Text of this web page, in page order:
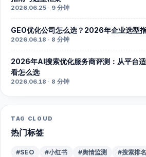
2026.06.25 · 9 分钟
GEO优化公司怎么选？2026年企业选型
2026.06.18 · 8 分钟
2026年AI搜索优化服务商评测：从平台
看怎么选
2026.06.18 · 8 分钟
TAG CLOUD
热门标签
#SEO #小红书 #舆情监测 #搜索排名